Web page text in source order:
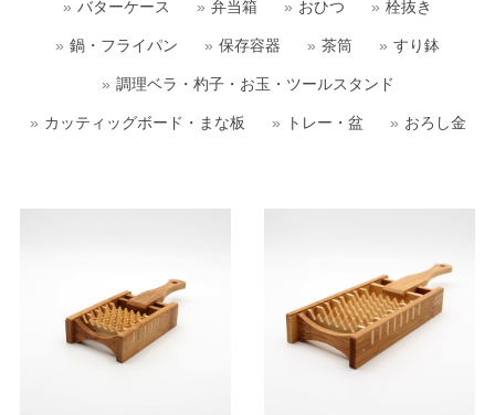
バターケース 弁当箱 おひつ 栓抜き
鍋・フライパン 保存容器 茶筒 すり鉢
調理ベラ・杓子・お玉・ツールスタンド
カッティッグボード・まな板 トレー・盆 おろし金